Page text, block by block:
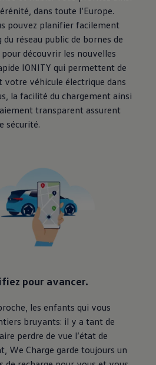
dans toute l’Europe.
pouvez planifier facilement
réseau public de bornes de
découvrir les nouvelles
IONITY qui permettent de
votre véhicule électrique dans
la facilité du chargement ainsi
transparent assurent
sécurité.
pour avancer.
les enfants qui vous
bruyants: il y a tant de
perdre de vue l’état de
We Charge garde toujours un